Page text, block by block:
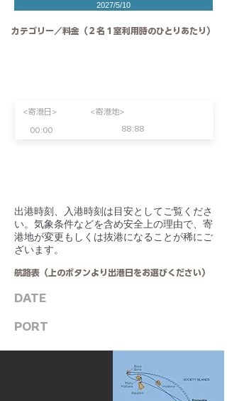
<寄港日>
00:00 88:88
<寄港地>
2027/5/10
カテゴリー／料金（２名１室利用時のひとりあたり）
​出港時刻、入港時刻は目安としてご覧くださ
い。気象条件などを含め安全上の理由で、寄
港地が変更もしくは抜港になることが稀にご
ざいます。
航路表（上のボタンより出港日をお選びください）
DATE
PORT